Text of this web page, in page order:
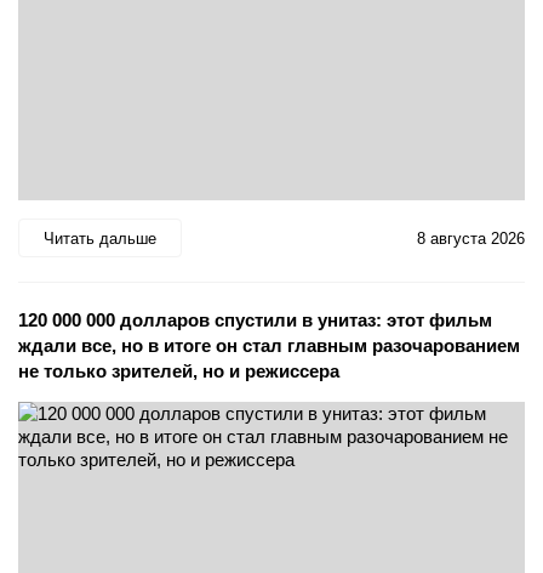
Читать дальше 8 августа 2026
120 000 000 долларов спустили в унитаз: этот фильм
ждали все, но в итоге он стал главным разочарованием
не только зрителей, но и режиссера